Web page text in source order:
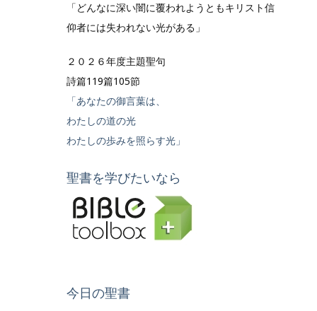
「どんなに深い闇に覆われようともキリスト信
仰者には失われない光がある」
２０２６年度主題聖句
詩篇119篇105節
「あなたの御言葉は、
わたしの道の光
わたしの歩みを照らす光」
聖書を学びたいなら
今日の聖書